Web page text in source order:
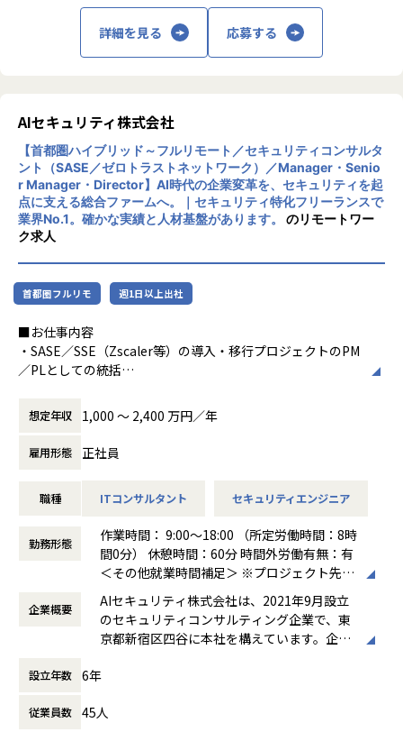
※本求人はManager／Senior Manager／Director（ユニッ
トリーダー以上）を対象とした募集です。
会社の規定に準ずる
案件を完遂。顧客の部長・CxOクラスと折衝し、提案・受注
から納品までをリードした実績。
貫して担当し、
プロジェクトの責任者として推進した実績（チームメンバー
としての従事も相談可）。
▼G5（Senior Consultant）800～1,000万円｜
実務3～5年。小規模プロジェクトのリード、または顧客との
折衝・要件すり合わせの経験。担当業務を独力で完遂できる
水準。
▼G6（Consultant）400～800万円｜
等）の作成、顧客対応を担当した経験。基礎的なスキルが身
についている水準。
実務0～2年。リサーチ・分析・資料作成を担える素養（第二
または学習意欲・関連資格で素養を示せる方。
【業務の変更の範囲】
会社の規定に準ずる
キュリティ顧問サービス、人材紹介・採用支
援などです。AI活用の拡大に伴うセキュリテ
ィリスクへの対応を強みとし、リスク管理か
証）およびプライバシーマークを取得してお
り、高い情報セキュリティ水準を維持してい
ます。大手コンサルティングファーム、SIe
r、医療機器メーカー、印刷会社など多様な業
界との取引実績を持つ成長企業です。
詳細を見る 応募する
AIセキュリティ株式会社
【首都圏ハイブリッド～フルリモート／セキュリティコンサルタ
ント（SASE／ゼロトラストネットワーク）／Manager・Senio
r Manager・Director】AI時代の企業変革を、セキュリティを起
点に支える総合ファームへ。｜セキュリティ特化フリーランスで
業界No.1。確かな実績と人材基盤があります。
のリモートワー
ク求人
首都圏フルリモ 週1日以上出社
■お仕事内容
・SASE／SSE（Zscaler等）の導入・移行プロジェクトのPM
／PLとしての統括
計のリード
・既存の境界型ネットワーク（VPN・プロキシ）からの移行
設計・実行支援
・アクセスポリシー設計、運用設計、社内定着化（チェンジ
・ユニット（チーム）のリード、メンバー育成、デリバリー
・顧客への提案活動、部門責任者・経営層への報告・折衝
・（Senior Manager）複数プロジェクトの同時統括、案件
創出・事業推進のリード
・（Director）SASE／ネットワークセキュリティ領域全体
の事業・売上責任、組織拡大と対外的なブランド構築のリー
AI時代の企業変革を、セキュリティを起点に支える総合ファ
想定年収 1,000 〜 2,400 万円／年
雇用形態 正社員
職種 ITコンサルタント セキュリティエンジニア
勤務形態
作業時間： 9:00～18:00 （所定労働時間：8時
間0分） 休憩時間：60分 時間外労働有無：有
＜その他就業時間補足＞ ※プロジェクト先に
よる。 ※シニアコンサルタント以上は専門業
務型裁量労働制（みなし労働時間8時間）の
場合、時間外労働なし
働き方：裁量労働制
時間外労働の有無： 有（月平均0時間～30時
間）
休憩時間： 60分
企業概要
AIセキュリティ株式会社は、2021年9月設立
のセキュリティコンサルティング企業で、東
京都新宿区四谷に本社を構えています。企業
げ、企業の持続的な成長と価値向上を支援す
コンサルティング、サイバーセキュリティコ
設立年数 6年
従業員数 45人